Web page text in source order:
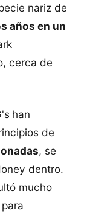
nariz de
años en un
cerca de
han
de
, se
dentro.
mucho